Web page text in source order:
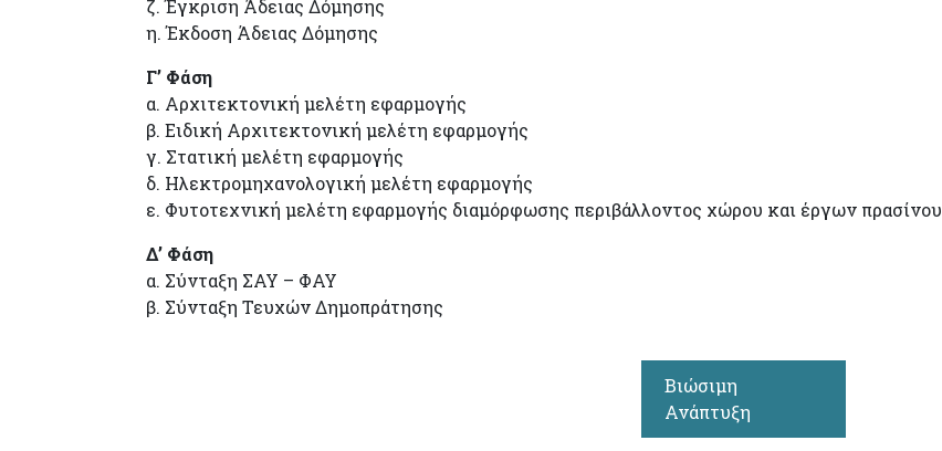
ζ. Έγκριση Άδειας Δόμησης
η. Έκδοση Άδειας Δόμησης
Γ’ Φάση
α. Αρχιτεκτονική μελέτη εφαρμογής
β. Ειδική Αρχιτεκτονική μελέτη εφαρμογής
γ. Στατική μελέτη εφαρμογής
δ. Ηλεκτρομηχανολογική μελέτη εφαρμογής
ε. Φυτοτεχνική μελέτη εφαρμογής διαμόρφωσης περιβάλλοντος χώρου και έργων πρασίνου
Δ’ Φάση
α. Σύνταξη ΣΑΥ – ΦΑΥ
β. Σύνταξη Τευχών Δημοπράτησης
Βιώσιμη
Ανάπτυξη